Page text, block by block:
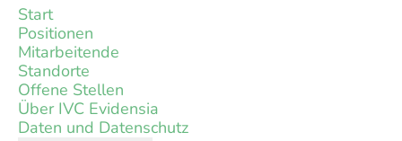
Start
Positionen
Mitarbeitende
Standorte
Offene Stellen
Über IVC Evidensia
Daten und Datenschutz